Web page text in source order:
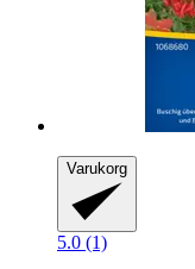
Varukorg
5.0 (1)